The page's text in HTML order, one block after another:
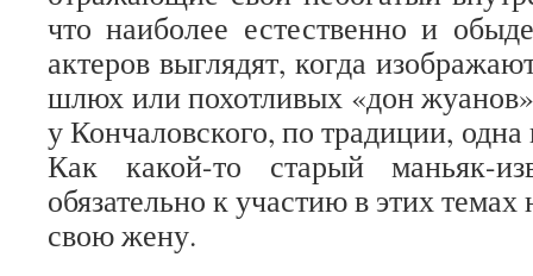
что наиболее естественно и
актеров выглядят, когда
шлюх или похотливых «дон
у Кончаловского, по традиции,
Как какой-то старый маньяк-
обязательно к участию в этих темах
свою жену.